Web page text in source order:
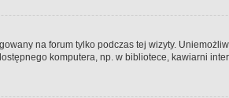
na forum tylko podczas tej wizyty.
komputera, np. w bibliotece, kawiarni